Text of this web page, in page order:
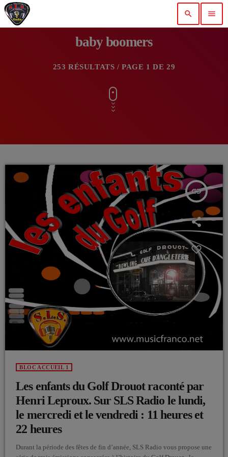
search menu
baby boomers
253 RÉSULTATS / PAGE 1 DE 29
insert_link
BLOC ACCUEIL 1
Les enfants du Golf Drouot raconté par
Henri Leproux. Sur SLS Radio le lundi,
le mercredi et le vendredi : 11 heures et
22 heures
Durant la période des fêtes de fin d’année, SLS Radio vous propose une